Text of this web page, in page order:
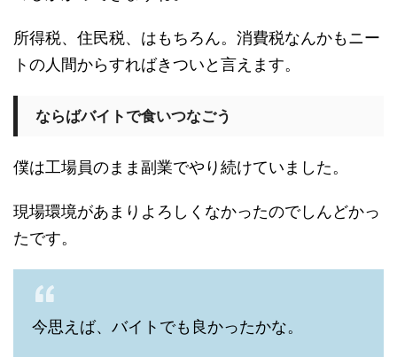
所得税、住民税、はもちろん。消費税なんかもニー
トの人間からすればきついと言えます。
ならばバイトで食いつなごう
僕は工場員のまま副業でやり続けていました。
現場環境があまりよろしくなかったのでしんどかっ
たです。
今思えば、バイトでも良かったかな。